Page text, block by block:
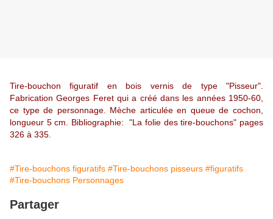
Tire-bouchon figuratif en bois vernis de type "Pisseur".
Fabrication Georges Feret qui a créé dans les années 1950-60,
ce type de personnage. Mèche articulée en queue de cochon,
longueur 5 cm. Bibliographie: "La folie des tire-bouchons" pages
326 à 335.
#Tire-bouchons figuratifs #Tire-bouchons pisseurs #figuratifs
#Tire-bouchons Personnages
Partager